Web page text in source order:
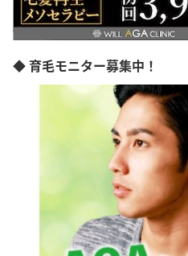
◆ 育毛モニター募集中！